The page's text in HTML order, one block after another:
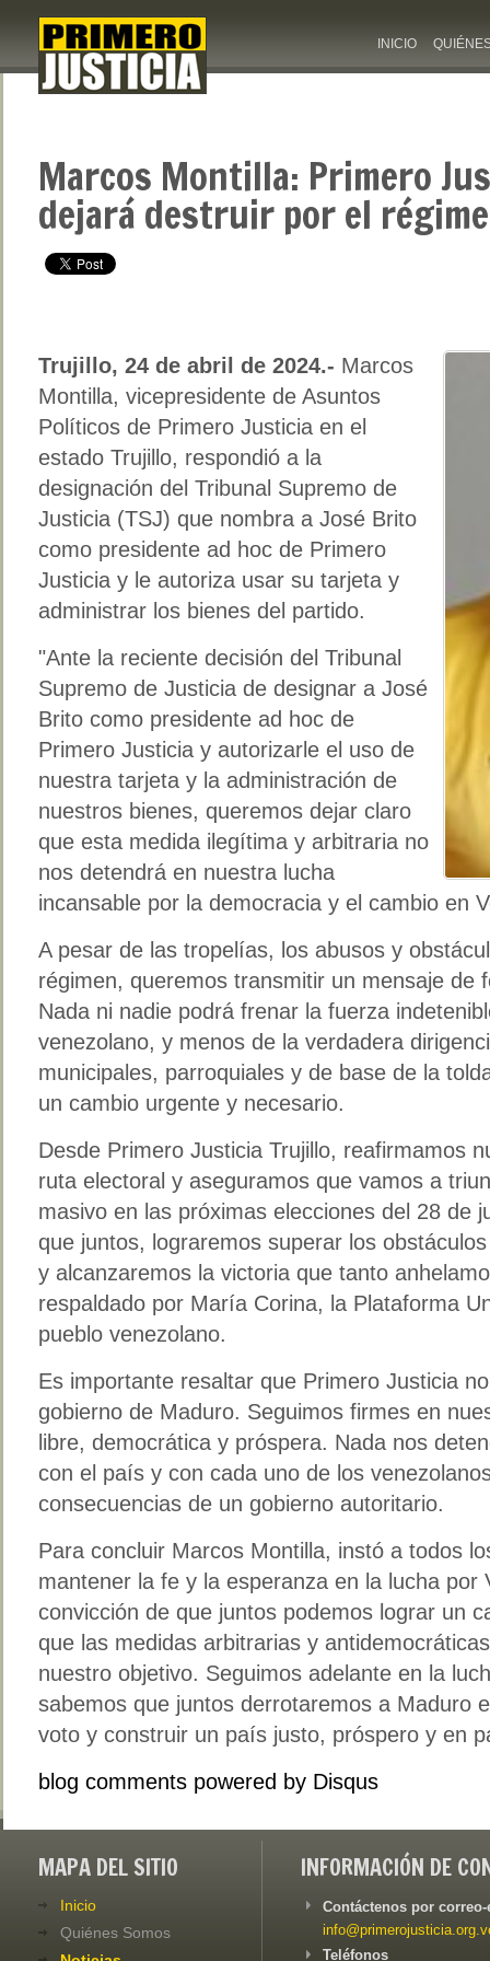
INICIO
Marcos Montilla: Primero
dejará destruir por el
Trujillo, 24 de abril de 2024.- Marcos
Montilla, vicepresidente de Asuntos
Políticos de Primero Justicia en el
estado Trujillo, respondió a la
designación del Tribunal Supremo de
Justicia (TSJ) que nombra a José Brito
como presidente ad hoc de Primero
Justicia y le autoriza usar su tarjeta y
administrar los bienes del partido.
"Ante la reciente decisión del Tribunal
Supremo de Justicia de designar a José
Brito como presidente ad hoc de
Primero Justicia y autorizarle el uso de
nuestra tarjeta y la administración de
nuestros bienes, queremos dejar claro
que esta medida ilegítima y arbitraria no
nos detendrá en nuestra lucha
incansable por la democracia y el cambio en
A pesar de las tropelías, los abusos y
régimen, queremos transmitir un mensaje de
Nada ni nadie podrá frenar la fuerza
venezolano, y menos de la verdadera
municipales, parroquiales y de base de la
un cambio urgente y necesario.
Desde Primero Justicia Trujillo, reafirmamos
ruta electoral y aseguramos que vamos a
masivo en las próximas elecciones del 28 de
que juntos, lograremos superar los
y alcanzaremos la victoria que tanto
respaldado por María Corina, la Plataforma
pueblo venezolano.
Es importante resaltar que Primero Justicia
gobierno de Maduro. Seguimos firmes en
libre, democrática y próspera. Nada nos
con el país y con cada uno de los
consecuencias de un gobierno autoritario.
Para concluir Marcos Montilla, instó a todos
mantener la fe y la esperanza en la lucha por
convicción de que juntos podemos lograr un
que las medidas arbitrarias y
nuestro objetivo. Seguimos adelante en la
sabemos que juntos derrotaremos a Maduro
voto y construir un país justo, próspero y en
blog comments powered by Disqus
MAPA DEL SITIO
Inicio
Quiénes Somos
INFORMACIÓN DE
Contáctenos por
Teléfonos